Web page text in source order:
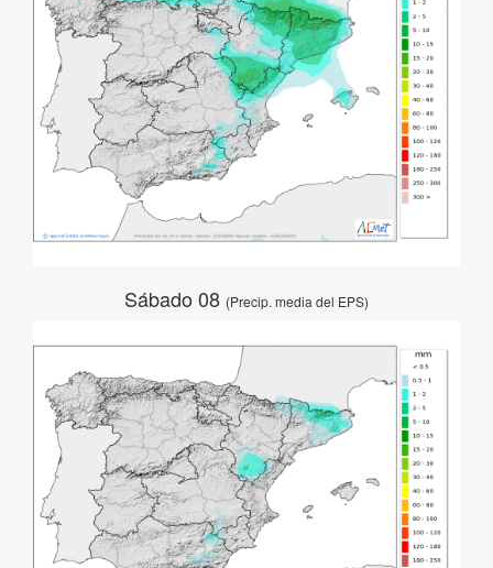
Sábado 08 (Precip. media del EPS)